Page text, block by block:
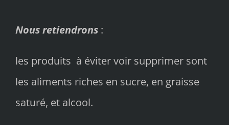
Nous retiendrons :
les produits à éviter voir supprimer sont
les aliments riches en sucre, en graisse
saturé, et alcool.